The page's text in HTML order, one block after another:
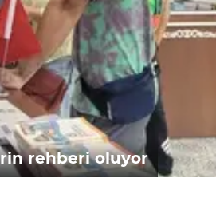
rehberi oluyor